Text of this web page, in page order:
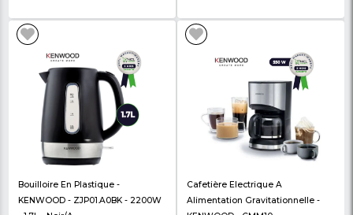
Mois...
5,990 XAF
9,500 XAF
- 535 W...
64,000 XAF
86,000 XAF